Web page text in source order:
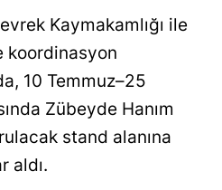
Kaymakamlığı ile
koordinasyon
10 Temmuz–25
Zübeyde Hanım
stand alanına
aldı.